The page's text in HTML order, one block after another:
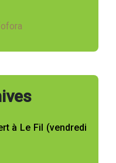
à Le Fil (vendredi